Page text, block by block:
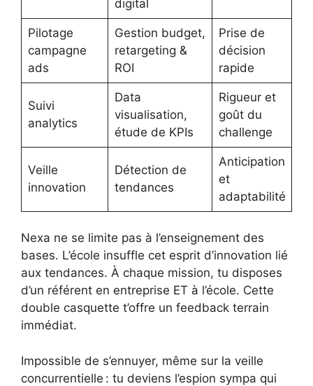
digital
Pilotage
campagne
ads
Gestion budget,
retargeting &
ROI
Prise de
décision
rapide
Suivi
analytics
Data
visualisation,
étude de KPIs
Rigueur et
goût du
challenge
Veille
innovation
Détection de
tendances
Anticipation
et
adaptabilité
Nexa ne se limite pas à l’enseignement des
bases. L’école insuffle cet esprit d’innovation lié
aux tendances. À chaque mission, tu disposes
d’un référent en entreprise ET à l’école. Cette
double casquette t’offre un feedback terrain
immédiat.
Impossible de s’ennuyer, même sur la veille
concurrentielle : tu deviens l’espion sympa qui